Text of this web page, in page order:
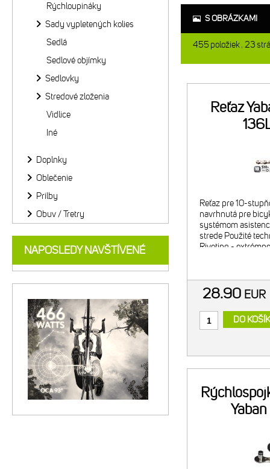
S OBRÁZKAMI
455položiek 23
Reťaz
Reťaz pre 10-
navrhnutá pre
systémom
strede Použité
Riveting -
28.90 EUR
DO
Rýchloupináky
Sady vypletených kolies
Sedlá
Sedlové objímky
Sedlovky
Stredové zloženia
Vidlice
Iné
Doplnky
Oblečenie
Prilby
Obuv / Tretry
NAPOSLEDY NAVŠTÍVENÉ